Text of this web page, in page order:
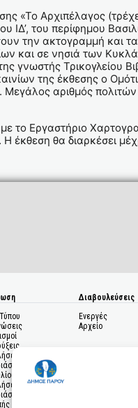
Αρχιπέλαγος
του περίφημου
την ακτογραμμή και τα
και σε νησιά των
γνωστής Τρικογλείου
της έκθεσης ο
αριθμός
Εργαστήριο
θα διαρκέσει
σε
Δημοτικού
σε
Δημοτικής
Διαβουλεύσεις
Ενεργές
Αρχείο